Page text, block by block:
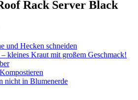
Rack Server Black
und Hecken schneiden
kleines Kraut mit großem Geschmack!
nicht in Blumenerde